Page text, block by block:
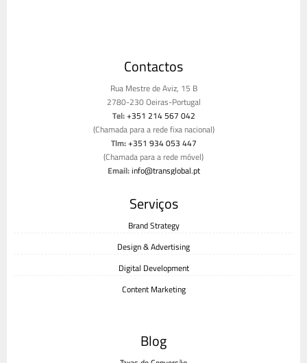
Contactos
Rua Mestre de Aviz, 15 B
2780-230 Oeiras-Portugal
Tel:+351 214 567 042
(Chamada para a rede fixa nacional)
Tlm:+351 934 053 447
(Chamada para a rede móvel)
Email:info@transglobal.pt
Serviços
Brand Strategy
Design & Advertising
Digital Development
Content Marketing
Blog